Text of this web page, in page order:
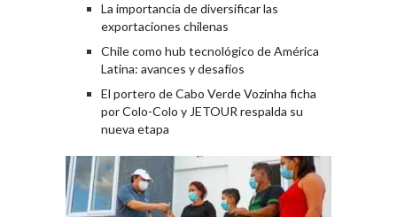
La importancia de diversificar las
exportaciones chilenas
Chile como hub tecnológico de América
Latina: avances y desafíos
El portero de Cabo Verde Vozinha ficha
por Colo-Colo y JETOUR respalda su
nueva etapa